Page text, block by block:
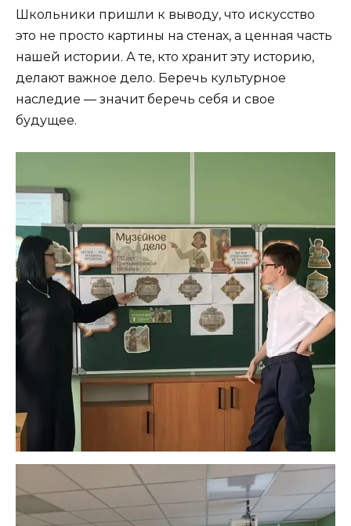
Школьники пришли к выводу, что искусство
это не просто картины на стенах, а ценная часть
нашей истории. А те, кто хранит эту историю,
делают важное дело. Беречь культурное
наследие — значит беречь себя и свое
будущее.